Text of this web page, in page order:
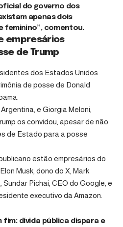
do governo dos
apenas dois
feminino”,comentou.
empresários
de Trump
dos Estados Unidos
de posse de Donald
e Giorgia Meloni,
os convidou, apesar de não
de Estado para a posse
estão empresários do
Musk, dono do X, Mark
Pichai, CEO do Google, e
executivo da Amazon.
fim: dívida pública dispara e